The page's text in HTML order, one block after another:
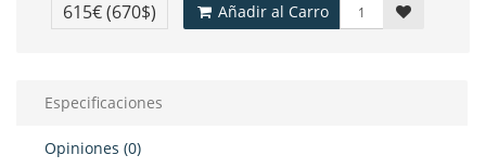
615€(670$) Añadir al Carro
Especificaciones
Opiniones (0)